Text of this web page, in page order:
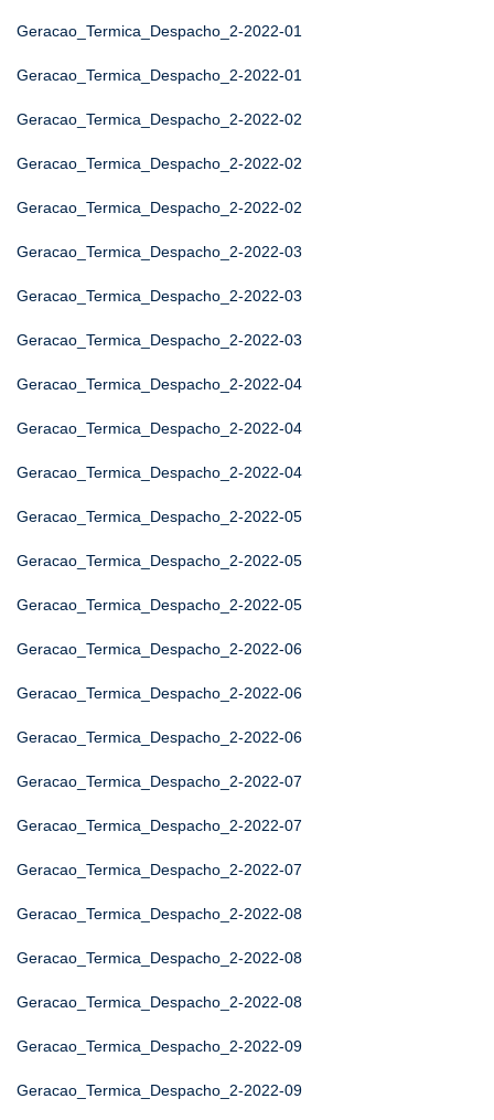
Geracao_Termica_Despacho_2-2022-01
Geracao_Termica_Despacho_2-2022-01
Geracao_Termica_Despacho_2-2022-02
Geracao_Termica_Despacho_2-2022-02
Geracao_Termica_Despacho_2-2022-02
Geracao_Termica_Despacho_2-2022-03
Geracao_Termica_Despacho_2-2022-03
Geracao_Termica_Despacho_2-2022-03
Geracao_Termica_Despacho_2-2022-04
Geracao_Termica_Despacho_2-2022-04
Geracao_Termica_Despacho_2-2022-04
Geracao_Termica_Despacho_2-2022-05
Geracao_Termica_Despacho_2-2022-05
Geracao_Termica_Despacho_2-2022-05
Geracao_Termica_Despacho_2-2022-06
Geracao_Termica_Despacho_2-2022-06
Geracao_Termica_Despacho_2-2022-06
Geracao_Termica_Despacho_2-2022-07
Geracao_Termica_Despacho_2-2022-07
Geracao_Termica_Despacho_2-2022-07
Geracao_Termica_Despacho_2-2022-08
Geracao_Termica_Despacho_2-2022-08
Geracao_Termica_Despacho_2-2022-08
Geracao_Termica_Despacho_2-2022-09
Geracao_Termica_Despacho_2-2022-09